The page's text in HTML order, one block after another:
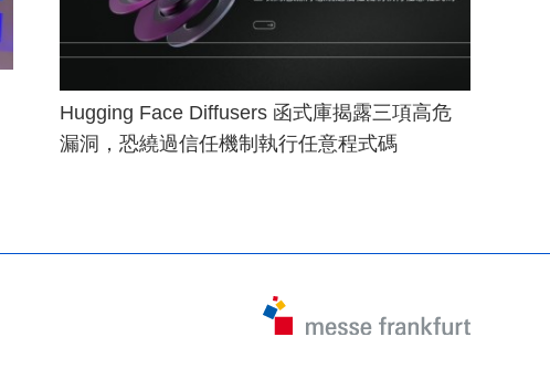
Hugging Face Diffusers 函式庫揭露三項高危
漏洞，恐繞過信任機制執行任意程式碼